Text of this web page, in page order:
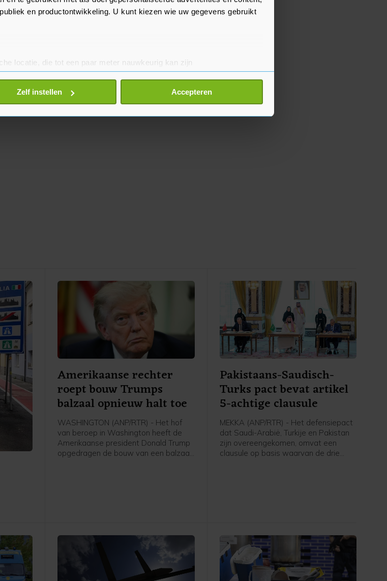
en productontwikkeling. U kunt kiezen wie uw gegevens gebruikt
locatie, die tot een paar meter nauwkeurig kan zijn
scannen op specifieke eigenschappen (fingerprinting)
verwerkt en stel uw voorkeuren in het
detailgedeelte
de Cookieverklaring.
Zelf instellen Accepteren
Amerikaanse rechter
roept bouw Trumps
balzaal opnieuw halt toe
WASHINGTON (ANP/RTR) - Het hof
van beroep in Washington heeft de
Amerikaanse president Donald Trump
opgedragen de bouw van een balzaal
Pakistaans-Saudisch-
Turks pact bevat artikel
5-achtige clausule
MEKKA (ANP/RTR) - Het defensiepact
dat Saudi-Arabië, Turkije en Pakistan
zijn overeengekomen, omvat een
clausule op basis waarvan de drie
NAVO. Ook worden afspraken
gemaakt over intensievere
defensiesamenwerking.